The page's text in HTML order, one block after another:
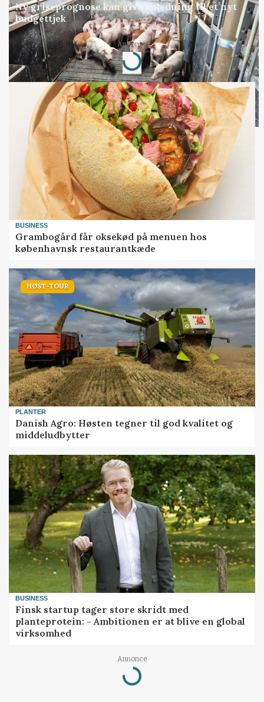
Ny griseprognose kan give anledning til et nyt
budgettjek
Annonce
Loading...
BUSINESS
Grambogård får oksekød på menuen hos
københavnsk restaurantkæde
HØST-TOUR
PLANTER
Danish Agro: Høsten tegner til god kvalitet og
middeludbytter
BUSINESS
Finsk startup tager store skridt med
planteprotein: - Ambitionen er at blive en global
virksomhed
Annonce
Loading...